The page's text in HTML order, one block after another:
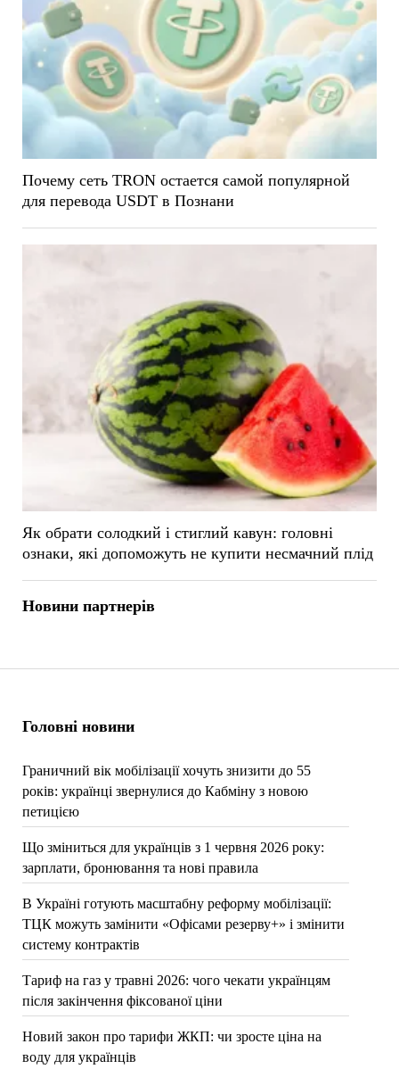
Головні новини
Граничний вік мобілізації хочуть знизити до 55
років: українці звернулися до Кабміну з новою
петицією
Що зміниться для українців з 1 червня 2026 року:
зарплати, бронювання та нові правила
В Україні готують масштабну реформу мобілізації:
ТЦК можуть замінити «Офісами резерву+» і змінити
систему контрактів
Тариф на газ у травні 2026: чого чекати українцям
після закінчення фіксованої ціни
Новий закон про тарифи ЖКП: чи зросте ціна на
воду для українців
Почему сеть TRON остается самой популярной
для перевода USDT в Познани
Як обрати солодкий і стиглий кавун: головні
ознаки, які допоможуть не купити несмачний плід
Новини партнерів